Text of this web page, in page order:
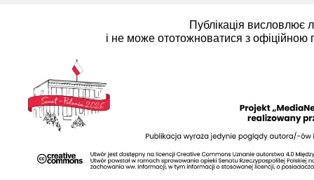
Публікація висловлює
і не може ототожноватися з офіційною